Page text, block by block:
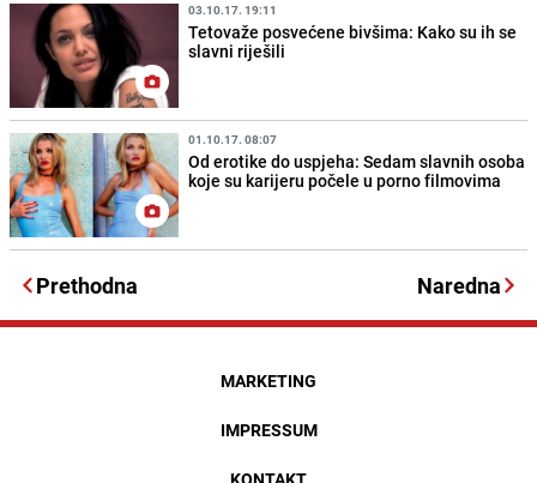
03.10.17. 19:11
Tetovaže posvećene bivšima: Kako su ih se
slavni riješili
01.10.17. 08:07
Od erotike do uspjeha: Sedam slavnih osoba
koje su karijeru počele u porno filmovima
Prethodna Naredna
MARKETING
IMPRESSUM